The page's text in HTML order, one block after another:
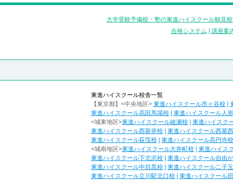
大学受験予備校・塾の東進ハイスクール鶴見
合格システム
講座案
東進ハイスクール校舎一覧
【東京都】<中央地区> 東進ハイスクール市ヶ谷校
東進ハイスクール高田馬場校
東進ハイスクール人
<城東地区>東進ハイスクール綾瀬校 東進ハイスク
東進ハイスクール西新井校
東進ハイスクール西葛
東進ハイスクール荻窪校
東進ハイスクール高円寺校
<城南地区>東進ハイスクール大井町校 東進ハイス
東進ハイスクール下北沢校
東進ハイスクール自由
東進ハイスクール中目黒校
東進ハイスクール二子
東進ハイスクール立川駅北口校
東進ハイスクール